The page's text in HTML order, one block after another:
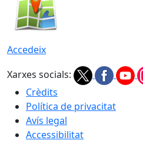
Accedeix
Xarxes socials:
Crèdits
Política de privacitat
Avís legal
Accessibilitat